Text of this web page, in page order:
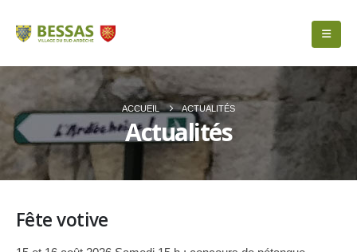
ACCUEIL ACTUALITÉS
Actualités
Fête votive